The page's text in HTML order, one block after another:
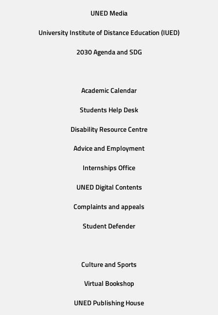
UNED Media
University Institute of Distance Education (IUED)
2030 Agenda and SDG
Academic Calendar
Students Help Desk
Disability Resource Centre
Advice and Employment
Internships Office
UNED Digital Contents
Complaints and appeals
Student Defender
Culture and Sports
Virtual Bookshop
UNED Publishing House